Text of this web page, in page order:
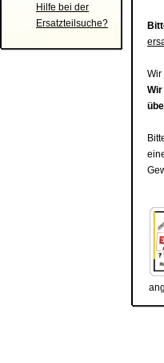
Hilfe bei der
Ersatzteilsuche?
Wir